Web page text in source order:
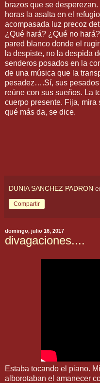
brazos que se
horas la asalta en el
acompasada luz precoz
¿Qué hará? ¿Qué no
pared blanco donde el
la despiste, no la despida
senderos posados en la
de una música que la
pesadez….Sí, sus
reúne con sus sueños. La
cuerpo presente. Fija,
qué más da, se dice.
DUNIA SANCHEZ PADRON
Compartir
domingo, julio 16, 2017
divagaciones....
Estaba tocando el piano.
alborotaban el amanecer